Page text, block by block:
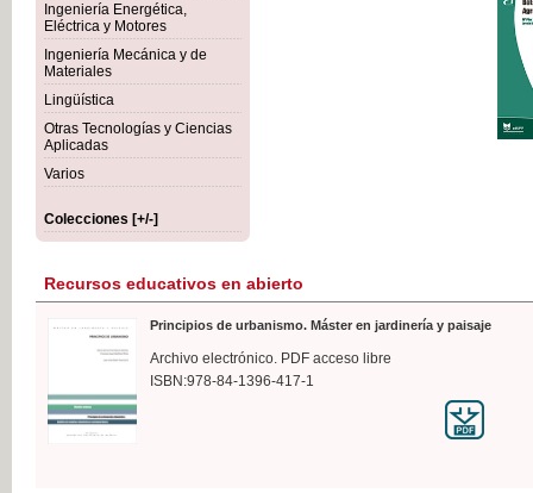
Ingeniería Energética,
Eléctrica y Motores
Ingeniería Mecánica y de
Materiales
Lingüística
Otras Tecnologías y Ciencias
Aplicadas
Varios
Colecciones [+/-]
IVA
Recursos educativos en abierto
Principios de urbanismo. Máster en jardinería y paisaje
Archivo electrónico. PDF acceso libre
ISBN:978-84-1396-417-1